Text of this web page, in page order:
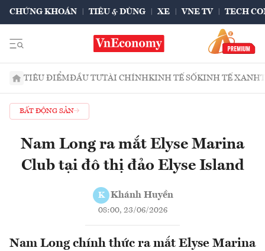
CHỨNG KHOÁN TIÊU & DÙNG XE VNE TV TECH
TIÊU ĐIỂMĐẦU TƯTÀI CHÍNHKINH TẾ SỐKINH TẾ XANH
BẤT ĐỘNG SẢN
Nam Long ra mắt Elyse Marina
Club tại đô thị đảo Elyse Island
K Khánh Huyền
08:00, 23/06/2026
Nam Long chính thức ra mắt Elyse Marina